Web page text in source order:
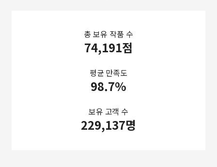
총 보유 작품 수
74,191점
평균 만족도
98.7%
보유 고객 수
229,137명